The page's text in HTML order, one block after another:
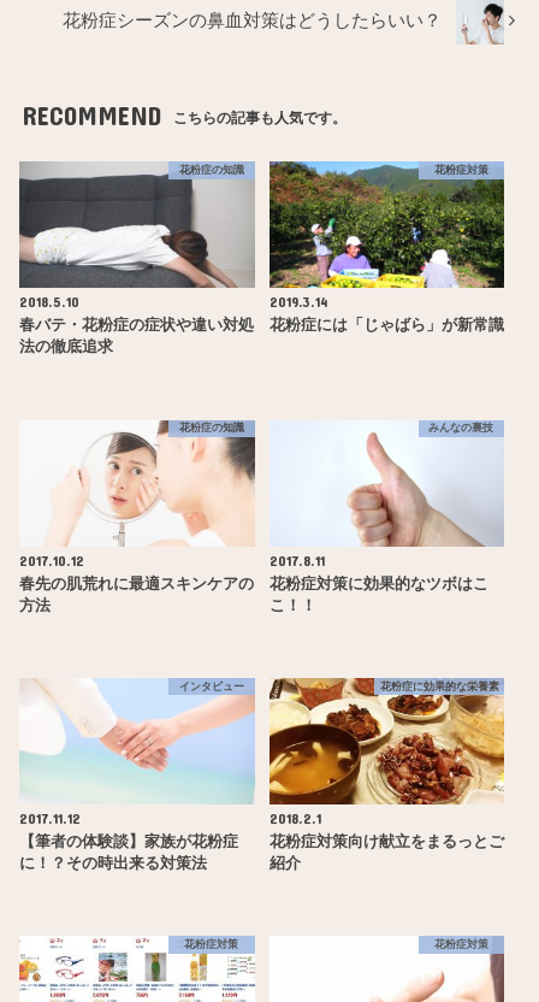
花粉症シーズンの鼻血対策はどうしたらいい？
RECOMMEND こちらの記事も人気です。
花粉症の知識
2018.5.10
春バテ・花粉症の症状や違い対処
法の徹底追求
花粉症対策
2019.3.14
花粉症には「じゃばら」が新常識
花粉症の知識
2017.10.12
春先の肌荒れに最適スキンケアの
方法
みんなの裏技
2017.8.11
花粉症対策に効果的なツボはこ
こ！！
インタビュー
2017.11.12
【筆者の体験談】家族が花粉症
に！？その時出来る対策法
花粉症に効果的な栄養素
2018.2.1
花粉症対策向け献立をまるっとご
紹介
花粉症対策 花粉症対策